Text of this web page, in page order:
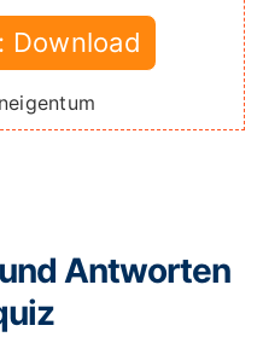
Download
Antworten